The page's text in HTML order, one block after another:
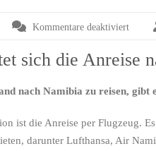
Kommentare deaktiviertfür
nach
aus
sich die Anreise
nach Namibia zu reisen, gibt
ist die Anreise per Flugzeug.
darunter Lufthansa, Air